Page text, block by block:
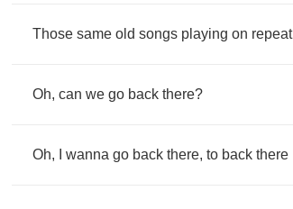
Those same old songs playing on repeat
Oh, can we go back there?
Oh, wanna go back there, to back there